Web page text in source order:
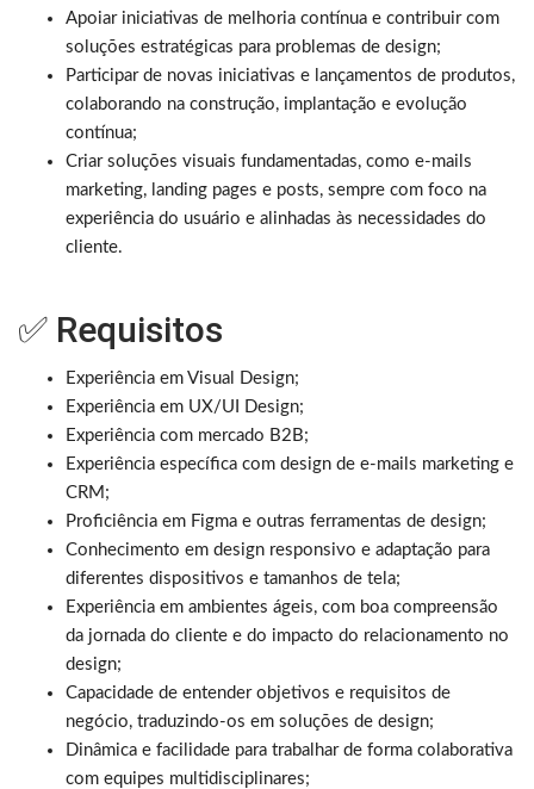
Apoiar iniciativas de melhoria contínua e contribuir com
soluções estratégicas para problemas de design;
Participar de novas iniciativas e lançamentos de produtos,
colaborando na construção, implantação e evolução
contínua;
Criar soluções visuais fundamentadas, como e-mails
marketing, landing pages e posts, sempre com foco na
experiência do usuário e alinhadas às necessidades do
cliente.
✅ Requisitos
Experiência em Visual Design;
Experiência em UX/UI Design;
Experiência com mercado B2B;
Experiência específica com design de e-mails marketing e
CRM;
Proficiência em Figma e outras ferramentas de design;
Conhecimento em design responsivo e adaptação para
diferentes dispositivos e tamanhos de tela;
Experiência em ambientes ágeis, com boa compreensão
da jornada do cliente e do impacto do relacionamento no
design;
Capacidade de entender objetivos e requisitos de
negócio, traduzindo-os em soluções de design;
Dinâmica e facilidade para trabalhar de forma colaborativa
com equipes multidisciplinares;